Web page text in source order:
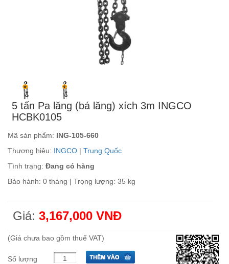
5 tấn Pa lăng (bá lăng) xích 3m INGCO
HCBK0105
Mã sản phẩm: ING-105-660
Thương hiệu: INGCO | Trung Quốc
Tình trạng: Đang có hàng
Bảo hành: 0 tháng | Trọng lượng: 35 kg
Giá: 3,167,000 VNĐ
(Giá chưa bao gồm thuế VAT)
Số lượng